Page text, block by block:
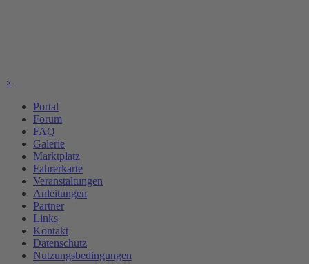
×
Portal
Forum
FAQ
Galerie
Marktplatz
Fahrerkarte
Veranstaltungen
Anleitungen
Partner
Links
Kontakt
Datenschutz
Nutzungsbedingungen